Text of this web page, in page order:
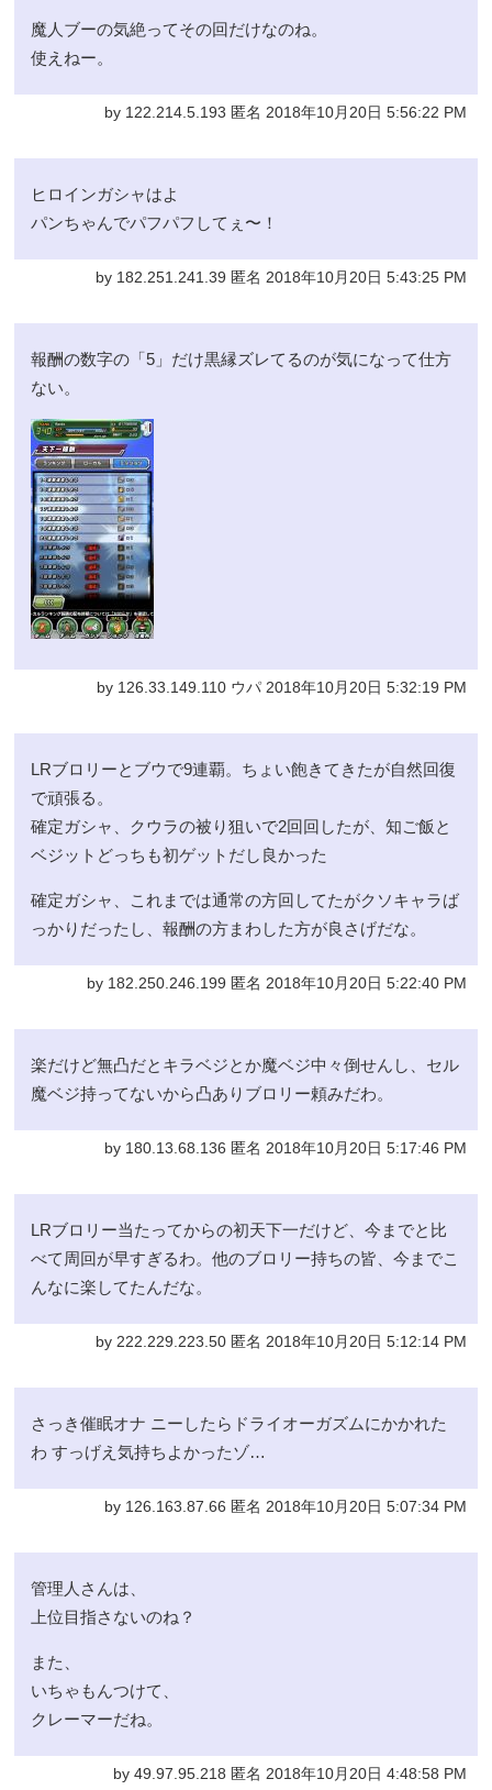
魔人ブーの気絶ってその回だけなのね。
使えねー。
by 122.214.5.193 匿名 2018年10月20日 5:56:22 PM
ヒロインガシャはよ
パンちゃんでパフパフしてぇ〜！
by 182.251.241.39 匿名 2018年10月20日 5:43:25 PM
報酬の数字の「5」だけ黒縁ズレてるのが気になって仕方
ない。
by 126.33.149.110 ウパ 2018年10月20日 5:32:19 PM
LRブロリーとブウで9連覇。ちょい飽きてきたが自然回復
で頑張る。
確定ガシャ、クウラの被り狙いで2回回したが、知ご飯と
ベジットどっちも初ゲットだし良かった
確定ガシャ、これまでは通常の方回してたがクソキャラば
っかりだったし、報酬の方まわした方が良さげだな。
by 182.250.246.199 匿名 2018年10月20日 5:22:40 PM
楽だけど無凸だとキラベジとか魔ベジ中々倒せんし、セル
魔ベジ持ってないから凸ありブロリー頼みだわ。
by 180.13.68.136 匿名 2018年10月20日 5:17:46 PM
LRブロリー当たってからの初天下一だけど、今までと比
べて周回が早すぎるわ。他のブロリー持ちの皆、今までこ
んなに楽してたんだな。
by 222.229.223.50 匿名 2018年10月20日 5:12:14 PM
さっき催眠オナ ニーしたらドライオーガズムにかかれた
わ すっげえ気持ちよかったゾ…
by 126.163.87.66 匿名 2018年10月20日 5:07:34 PM
管理人さんは、
上位目指さないのね？
また、
いちゃもんつけて、
クレーマーだね。
by 49.97.95.218 匿名 2018年10月20日 4:48:58 PM